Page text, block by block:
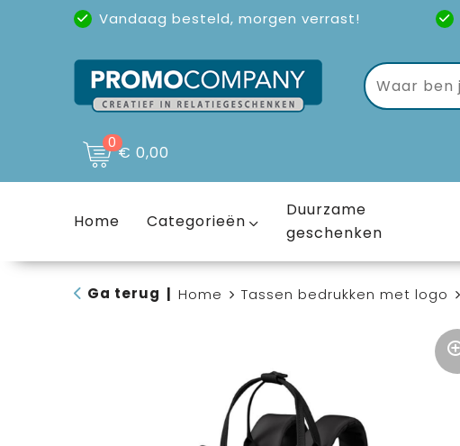
Vandaag besteld, morgen verrast!
Uitstekende reviews(4,6/5)
0€ 0,00
Home Categorieën
Duurzame
geschenken
Ga terug Home Tassen bedrukken met logo